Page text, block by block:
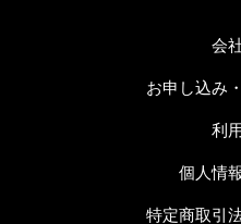
会
お申し込み
利
個人情
特定商取引